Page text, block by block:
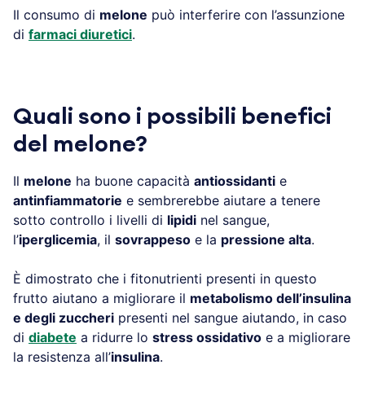
Il consumo di melone può interferire con l’assunzione
di farmaci diuretici.
Quali sono i possibili benefici
del melone?
Il melone ha buone capacità antiossidanti e
antinfiammatorie e sembrerebbe aiutare a tenere
sotto controllo i livelli di lipidi nel sangue,
l’iperglicemia, il sovrappeso e la pressione alta.
È dimostrato che i fitonutrienti presenti in questo
frutto aiutano a migliorare il metabolismo dell’insulina
e degli zuccheri presenti nel sangue aiutando, in caso
di diabete a ridurre lo stress ossidativo e a migliorare
la resistenza all’insulina.